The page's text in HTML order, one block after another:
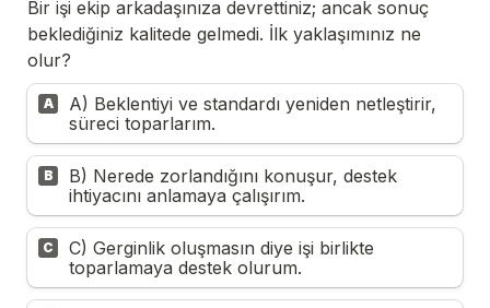
Bir işi ekip arkadaşınıza devrettiniz; ancak sonuç
beklediğiniz kalitede gelmedi. İlk yaklaşımınız ne
olur?
A
A) Beklentiyi ve standardı yeniden netleştirir,
süreci toparlarım.
B
B) Nerede zorlandığını konuşur, destek
ihtiyacını anlamaya çalışırım.
C
C) Gerginlik oluşmasın diye işi birlikte
toparlamaya destek olurum.